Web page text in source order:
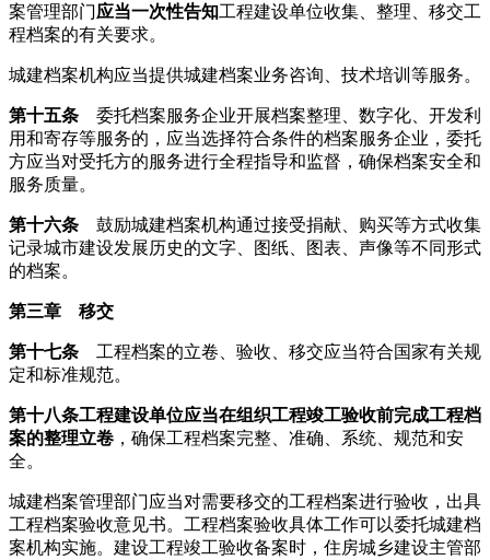
案管理部门应当一次性告知工程建设单位收集、整理、移交工
程档案的有关要求。
城建档案机构应当提供城建档案业务咨询、技术培训等服务。
第十五条 委托档案服务企业开展档案整理、数字化、开发利
用和寄存等服务的，应当选择符合条件的档案服务企业，委托
方应当对受托方的服务进行全程指导和监督，确保档案安全和
服务质量。
第十六条 鼓励城建档案机构通过接受捐献、购买等方式收集
记录城市建设发展历史的文字、图纸、图表、声像等不同形式
的档案。
第三章 移交
第十七条 工程档案的立卷、验收、移交应当符合国家有关规
定和标准规范。
第十八条工程建设单位应当在组织工程竣工验收前完成工程档
案的整理立卷 ，确保工程档案完整、准确、系统、规范和安
全。
城建档案管理部门应当对需要移交的工程档案进行验收，出具
工程档案验收意见书。工程档案验收具体工作可以委托城建档
案机构实施。建设工程竣工验收备案时，住房城乡建设主管部